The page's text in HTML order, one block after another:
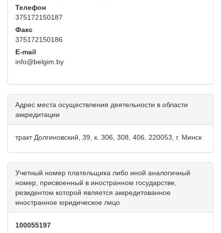
Телефон
375172150187
Факс
375172150186
E-mail
info@belgim.by
Адрес места осуществления деятельности в области
аккредитации
тракт Долгиновский, 39, к. 306, 308, 406, 220053, г. Минск
Учетный номер плательщика либо иной аналогичный
номер, присвоенный в иностранном государстве,
резидентом которой является аккредитованное
иностранное юридическое лицо
100055197